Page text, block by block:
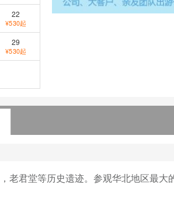
22
¥530起
29
¥530起
君堂等历史遗迹。参观华北地区最